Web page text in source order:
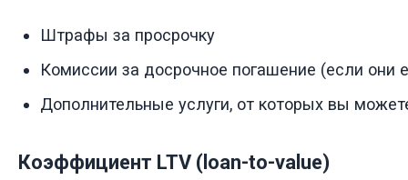
Штрафы за просрочку
Комиссии за досрочное погашение (если они
Дополнительные услуги, от которых вы
Коэффициент LTV (loan-to-value)